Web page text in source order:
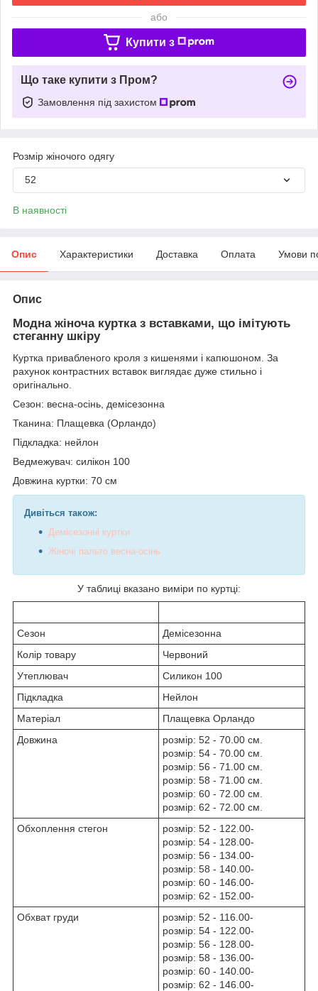
або
Купити з
Що таке купити з Пром?
Замовлення під захистом
Розмір жіночого одягу
52
В наявності
Опис Характеристики Доставка Оплата Умови
Опис
Модна жіноча куртка з вставками, що імітують
стеганну шкіру
Куртка привабленого кроля з кишенями і капюшоном. За
рахунок контрастних вставок виглядає дуже стильно і
оригінально.
Сезон: весна-осінь, демісезонна
Тканина: Плащевка (Орландо)
Підкладка: нейлон
Ведмежувач: силікон 100
Довжина куртки: 70 см
Дивіться також:
Демісезонні куртки
Жіночі пальто весна-осінь
У таблиці вказано виміри по куртці:
Сезон
Демісезонна
Колір товару
Червоний
Утеплювач
Силикон 100
Підкладка
Нейлон
Матеріал
Плащевка Орландо
Довжина
розмір: 52 - 70.00 см.
розмір: 54 - 70.00 см.
розмір: 56 - 71.00 см.
розмір: 58 - 71.00 см.
розмір: 60 - 72.00 см.
розмір: 62 - 72.00 см.
Обхоплення стегон
розмір: 52 - 122.00-
розмір: 54 - 128.00-
розмір: 56 - 134.00-
розмір: 58 - 140.00-
розмір: 60 - 146.00-
розмір: 62 - 152.00-
Обхват груди
розмір: 52 - 116.00-
розмір: 54 - 122.00-
розмір: 56 - 128.00-
розмір: 58 - 136.00-
розмір: 60 - 140.00-
розмір: 62 - 146.00-